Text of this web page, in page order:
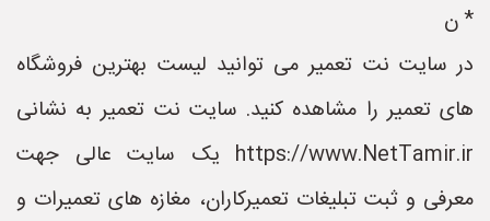
* ن
در سایت نت تعمیر می توانید لیست بهترین فروشگاه
های تعمیر را مشاهده کنید. سایت نت تعمیر به نشانی
https://www.NetTamir.ir یک سایت عالی جهت
معرفی و ثبت تبلیغات تعمیرکاران، مغازه های تعمیرات و